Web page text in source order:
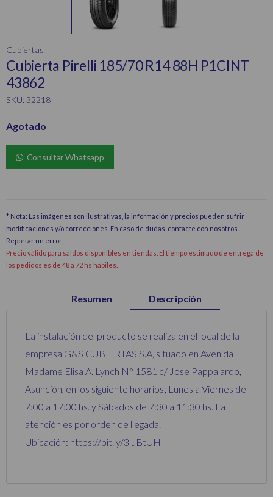
Cubiertas
Cubierta Pirelli 185/70 R14 88H P1CINT
43862
SKU: 32218
Agotado
Consultar Whatsapp
* Nota: Las imágenes son ilustrativas, la información y precios pueden sufrir
modificaciones y/o correcciones. En caso de dudas, contacte con nosotros.
Reportar un error.
Precio válido para saldos disponibles en tiendas. El tiempo estimado de entrega de
los pedidos es de 48 a 72 hs hábiles.
Resumen Descripción
La instalación del producto se realiza en el local de la
empresa G&S CUBIERTAS S.A, situado en Avenida
Madame Elisa A. Lynch N° 1581 c/ Jose Pappalardo,
Asunción, en los siguiente horarios; Lunes a Viernes de
7:00 a 17:00 hs. y Sábados de 7:30 a 11:30 hs. La
atención es por orden de llegada.
Ubicación: https://bit.ly/3luBtUH